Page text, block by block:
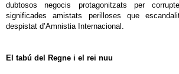
dubtosos negocis protagonitzats per
significades amistats perilloses que
despistat d’Amnistia Internacional.
El tabú del Regne i el rei nuu